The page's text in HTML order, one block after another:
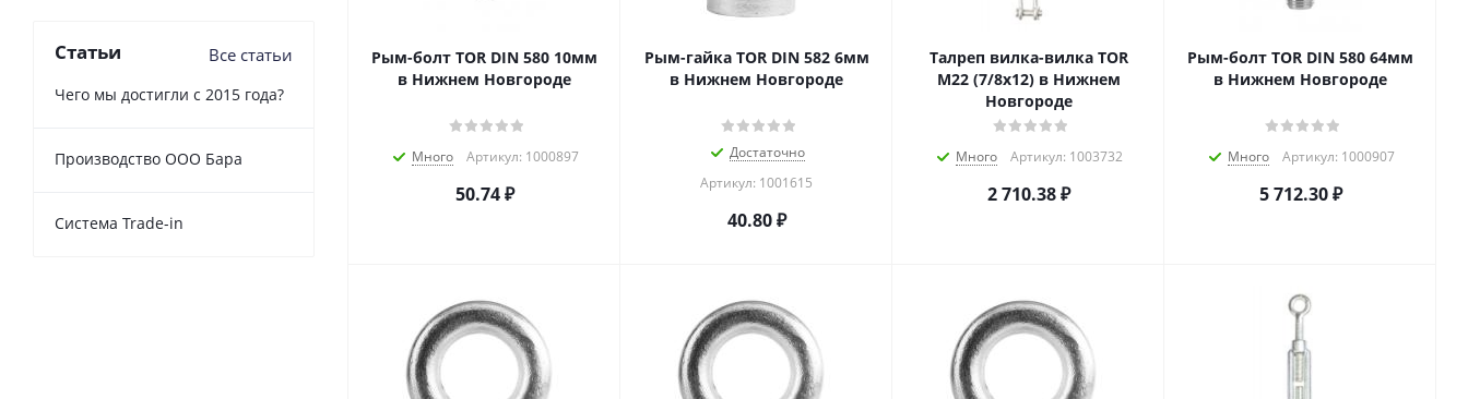
Рым-болт TOR DIN 580 10мм
в Нижнем Новгороде
Много Артикул: 1000897
50.74₽
Рым-гайка TOR DIN 582 6мм
в Нижнем Новгороде
Достаточно
Артикул: 1001615
40.80₽
Талреп вилка-вилка TOR
М22 (7/8х12) в Нижнем
Новгороде
Много Артикул: 1003732
2 710.38₽
Рым-болт TOR DIN 580 64мм
в Нижнем Новгороде
Много Артикул: 1000907
5 712.30₽
Статьи Все статьи
Чего мы достигли с 2015 года?
Производство ООО Бара
Cистема Trade-in